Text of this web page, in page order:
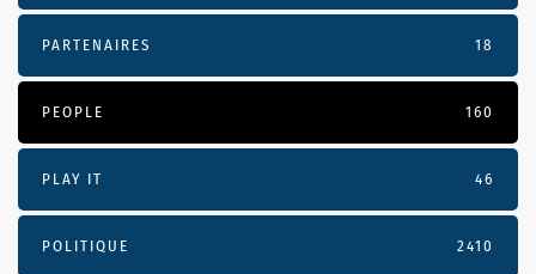
PARTENAIRES 18
PEOPLE 160
PLAY IT 46
POLITIQUE 2410